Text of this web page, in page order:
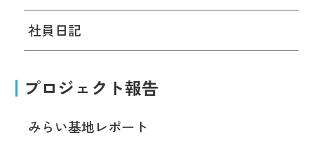
社員日記
プロジェクト報告
みらい基地レポート